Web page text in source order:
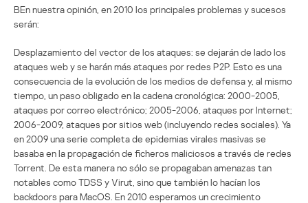
ВEn nuestra opinión, en 2010 los principales problemas y sucesos
serán:
Desplazamiento del vector de los ataques: se dejarán de lado los
ataques web y se harán más ataques por redes P2P. Esto es una
consecuencia de la evolución de los medios de defensa y, al mismo
tiempo, un paso obligado en la cadena cronológica: 2000-2005,
ataques por correo electrónico; 2005-2006, ataques por Internet;
2006-2009, ataques por sitios web (incluyendo redes sociales). Ya
en 2009 una serie completa de epidemias virales masivas se
basaba en la propagación de ficheros maliciosos a través de redes
Torrent. De esta manera no sólo se propagaban amenazas tan
notables como TDSS y Virut, sino que también lo hacían los
backdoors para MacOS. En 2010 esperamos un crecimiento